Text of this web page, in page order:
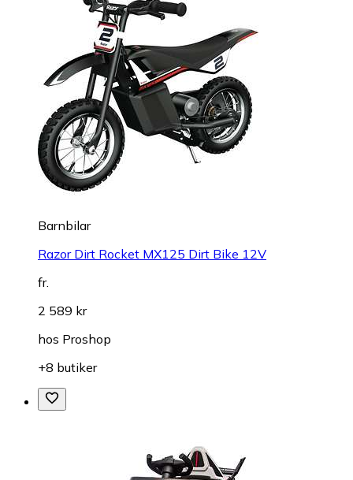
Barnbilar
Razor Dirt Rocket MX125 Dirt Bike 12V
fr.
2 589 kr
hos Proshop
+8 butiker